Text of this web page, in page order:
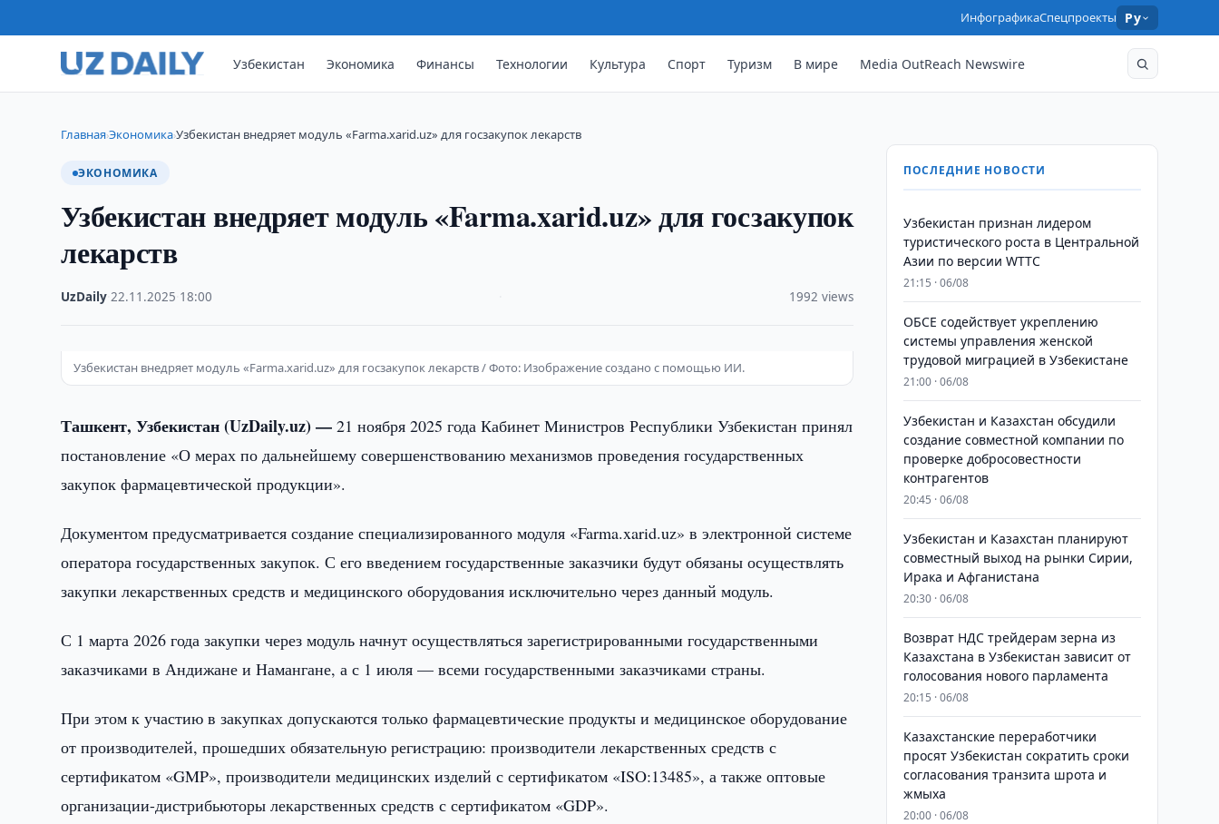
ИнфографикаСпецпроекты Ру
Узбекистан Экономика Финансы Технологии Культура Спорт Туризм В мире Media OutReach Newswire
Главная›Экономика›Узбекистан внедряет модуль «Farma.xarid.uz» для госзакупок лекарств
ЭКОНОМИКА
Узбекистан внедряет модуль «Farma.xarid.uz» для госзакупок
лекарств
UzDaily ·22.11.2025 18:00 1992 views
Узбекистан внедряет модуль «Farma.xarid.uz» для госзакупок лекарств / Фото: Изображение создано с помощью ИИ.
Ташкент, Узбекистан (UzDaily.uz) —21 ноября 2025 года Кабинет Министров Республики Узбекистан принял
постановление «О мерах по дальнейшему совершенствованию механизмов проведения государственных
закупок фармацевтической продукции».
Документом предусматривается создание специализированного модуля «Farma.xarid.uz» в электронной системе
оператора государственных закупок. С его введением государственные заказчики будут обязаны осуществлять
закупки лекарственных средств и медицинского оборудования исключительно через данный модуль.
С 1 марта 2026 года закупки через модуль начнут осуществляться зарегистрированными государственными
заказчиками в Андижане и Намангане, а с 1 июля — всеми государственными заказчиками страны.
При этом к участию в закупках допускаются только фармацевтические продукты и медицинское оборудование
от производителей, прошедших обязательную регистрацию: производители лекарственных средств с
сертификатом «GMP», производители медицинских изделий с сертификатом «ISO:13485», а также оптовые
организации-дистрибьюторы лекарственных средств с сертификатом «GDP».
ПОСЛЕДНИЕ НОВОСТИ
Узбекистан признан лидером
туристического роста в Центральной
Азии по версии WTTC
21:15 · 06/08
ОБСЕ содействует укреплению
системы управления женской
трудовой миграцией в Узбекистане
21:00 · 06/08
Узбекистан и Казахстан обсудили
создание совместной компании по
проверке добросовестности
контрагентов
20:45 · 06/08
Узбекистан и Казахстан планируют
совместный выход на рынки Сирии,
Ирака и Афганистана
20:30 · 06/08
Возврат НДС трейдерам зерна из
Казахстана в Узбекистан зависит от
голосования нового парламента
20:15 · 06/08
Казахстанские переработчики
просят Узбекистан сократить сроки
согласования транзита шрота и
жмыха
20:00 · 06/08